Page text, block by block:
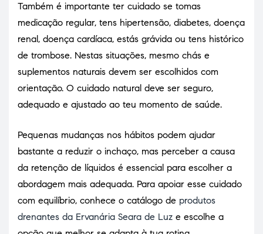
Também é importante ter cuidado se tomas
medicação regular, tens hipertensão, diabetes, doença
renal, doença cardíaca, estás grávida ou tens histórico
de trombose. Nestas situações, mesmo chás e
suplementos naturais devem ser escolhidos com
orientação. O cuidado natural deve ser seguro,
adequado e ajustado ao teu momento de saúde.
Pequenas mudanças nos hábitos podem ajudar
bastante a reduzir o inchaço, mas perceber a causa
da retenção de líquidos é essencial para escolher a
abordagem mais adequada. Para apoiar esse cuidado
com equilíbrio, conhece o catálogo de produtos
drenantes da Ervanária Seara de Luz e escolhe a